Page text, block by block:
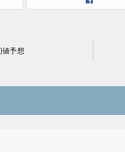
値予想